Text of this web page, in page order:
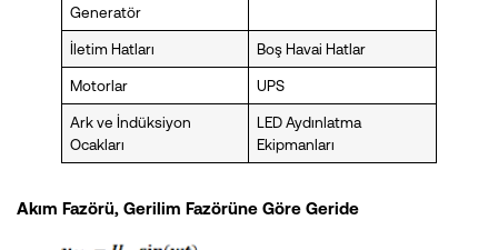
Generatör
İletim Hatları Boş Havai Hatlar
Motorlar UPS
Ark ve İndüksiyon
Ocakları
LED Aydınlatma
Ekipmanları
Akım Fazörü, Gerilim Fazörüne Göre Geride